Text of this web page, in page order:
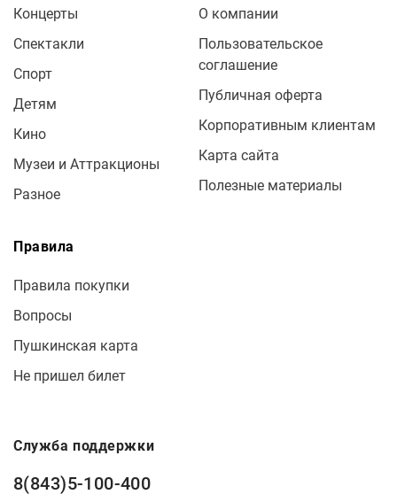
Концерты
Спектакли
Спорт
Детям
Кино
Музеи и Аттракционы
Разное
О компании
Пользовательское
соглашение
Публичная оферта
Корпоративным клиентам
Карта сайта
Полезные материалы
Правила
Правила покупки
Вопросы
Пушкинская карта
Не пришел билет
Служба поддержки
8(843)5-100-400